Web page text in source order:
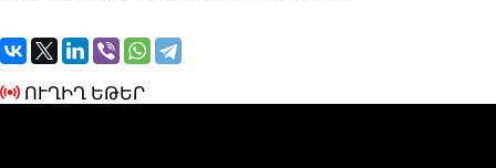
ՈՒՂԻՂ ԵԹԵՐ